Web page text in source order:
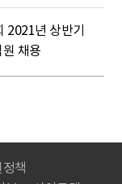
2021년 상반기
채용
책